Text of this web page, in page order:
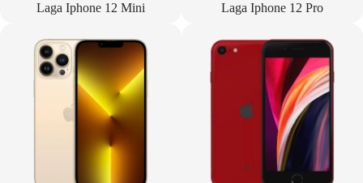
Laga Iphone 12 Mini Laga Iphone 12 Pro